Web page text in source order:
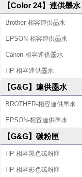
【Color 24】連供墨水
Brother-相容連供墨水
EPSON-相容連供墨水
Canon-相容連供墨水
HP-相容連供墨水
【G&G】連供墨水
BROTHER-相容連供墨水
EPSON-相容連供墨水
【G&G】碳粉匣
HP-相容黑色碳粉匣
HP-相容彩色碳粉匣